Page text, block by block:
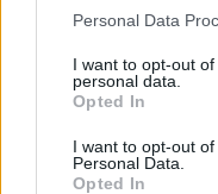
Personal Data
I want to opt-out
personal data.
Opted In
I want to opt-out
Personal Data.
Opted In